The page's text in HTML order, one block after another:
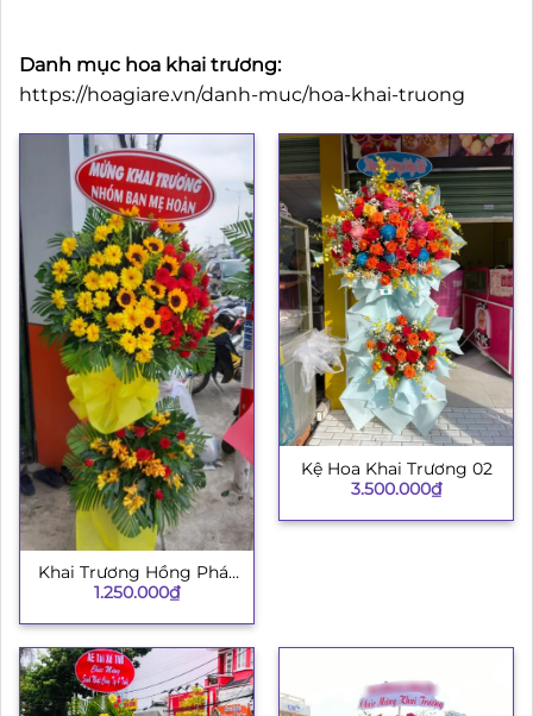
Danh mục hoa khai trương:
https://hoagiare.vn/danh-muc/hoa-khai-truong
Khai Trương Hồng Phát
H008
1.250.000₫
Kệ Hoa Khai Trương 02
3.500.000₫